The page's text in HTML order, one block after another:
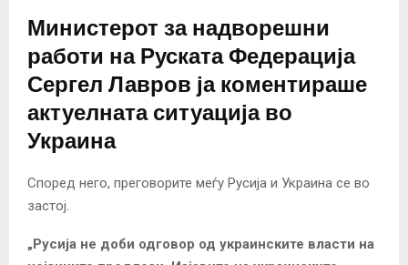
Министерот за надворешни
работи на Руската Федерација
Сергел Лавров ја коментираше
актуелната ситуација во
Украина
Според него, преговорите меѓу Русија и Украина се во
застој.
„Русија не доби одговор од украинските власти на